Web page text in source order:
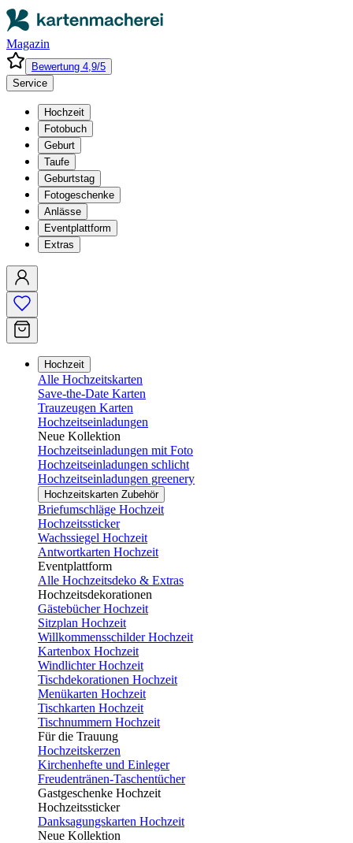
Magazin
Bewertung 4,9/5
Service
Hochzeit
Fotobuch
Geburt
Taufe
Geburtstag
Fotogeschenke
Anlässe
Eventplattform
Extras
Hochzeit
Alle Hochzeitskarten
Save-the-Date Karten
Trauzeugen Karten
Hochzeitseinladungen
Neue Kollektion
Hochzeitseinladungen mit Foto
Hochzeitseinladungen schlicht
Hochzeitseinladungen greenery
Hochzeitskarten Zubehör
Briefumschläge Hochzeit
Hochzeitssticker
Wachssiegel Hochzeit
Antwortkarten Hochzeit
Eventplattform
Alle Hochzeitsdeko & Extras
Hochzeitsdekorationen
Gästebücher Hochzeit
Sitzplan Hochzeit
Willkommensschilder Hochzeit
Kartenbox Hochzeit
Windlichter Hochzeit
Tischdekorationen Hochzeit
Menükarten Hochzeit
Tischkarten Hochzeit
Tischnummern Hochzeit
Für die Trauung
Hochzeitskerzen
Kirchenhefte und Einleger
Freudentränen-Taschentücher
Gastgeschenke Hochzeit
Hochzeitssticker
Danksagungskarten Hochzeit
Neue Kollektion